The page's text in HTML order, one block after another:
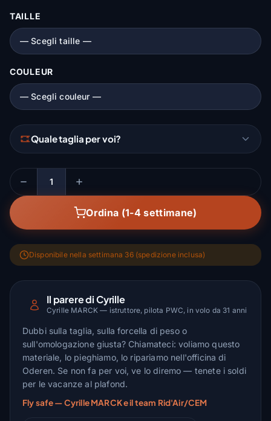
TAILLE
COULEUR
Quale taglia per voi?
Quantità
Ordina (1-4 settimane)
Disponibile nella settimana 36 (spedizione inclusa)
Il parere di Cyrille
Cyrille MARCK — istruttore, pilota PWC, in volo da 31 anni
Dubbi sulla taglia, sulla forcella di peso o
sull'omologazione giusta? Chiamateci: voliamo questo
materiale, lo pieghiamo, lo ripariamo nell'officina di
Oderen. Se non fa per voi, ve lo diremo — tenete i soldi
per le vacanze al plafond.
Fly safe — Cyrille MARCK e il team Rid'Air/CEM